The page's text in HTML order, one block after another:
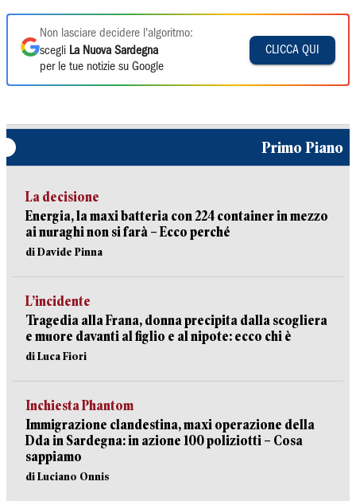
Non lasciare decidere l'algoritmo:
scegli La Nuova Sardegna
per le tue notizie su Google
CLICCA QUI
Primo Piano
La decisione
Energia, la maxi batteria con 224 container in mezzo
ai nuraghi non si farà – Ecco perché
di Davide Pinna
L’incidente
Tragedia alla Frana, donna precipita dalla scogliera
e muore davanti al figlio e al nipote: ecco chi è
di Luca Fiori
Inchiesta Phantom
Immigrazione clandestina, maxi operazione della
Dda in Sardegna: in azione 100 poliziotti – Cosa
sappiamo
di Luciano Onnis